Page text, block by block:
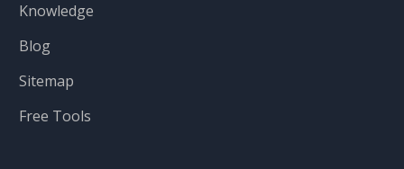
Knowledge
Blog
Sitemap
Free Tools